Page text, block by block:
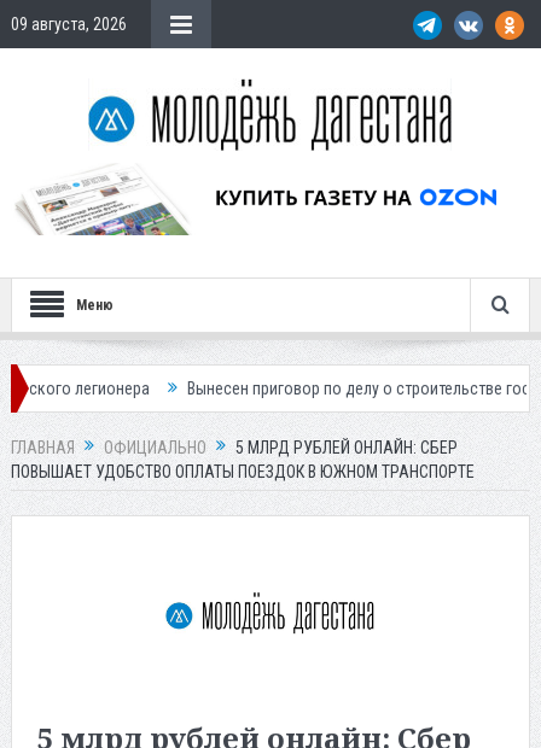
09 августа, 2026
Меню
Вынесен приговор по делу о строительстве гостиницы у
ГЛАВНАЯ ОФИЦИАЛЬНО
5 МЛРД РУБЛЕЙ ОНЛАЙН: СБЕР
ПОВЫШАЕТ УДОБСТВО ОПЛАТЫ ПОЕЗДОК В ЮЖНОМ ТРАНСПОРТЕ
5 млрд рублей онлайн: Сбер